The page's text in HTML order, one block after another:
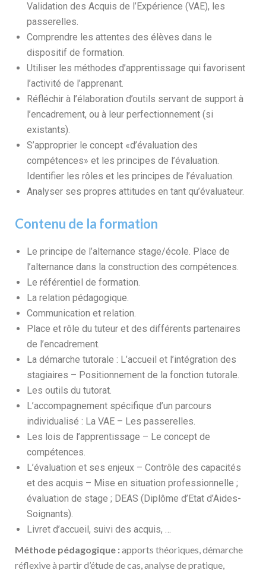
Validation des Acquis de l’Expérience (VAE), les
passerelles.
Comprendre les attentes des élèves dans le
dispositif de formation.
Utiliser les méthodes d’apprentissage qui favorisent
l’activité de l’apprenant.
Réfléchir à l’élaboration d’outils servant de support à
l’encadrement, ou à leur perfectionnement (si
existants).
S’approprier le concept «d’évaluation des
compétences» et les principes de l’évaluation.
Identifier les rôles et les principes de l’évaluation.
Analyser ses propres attitudes en tant qu’évaluateur.
Contenu de la formation
Le principe de l’alternance stage/école. Place de
l’alternance dans la construction des compétences.
Le référentiel de formation.
La relation pédagogique.
Communication et relation.
Place et rôle du tuteur et des différents partenaires
de l’encadrement.
La démarche tutorale : L’accueil et l’intégration des
stagiaires – Positionnement de la fonction tutorale.
Les outils du tutorat.
L’accompagnement spécifique d’un parcours
individualisé : La VAE – Les passerelles.
Les lois de l’apprentissage – Le concept de
compétences.
L’évaluation et ses enjeux – Contrôle des capacités
et des acquis – Mise en situation professionnelle ;
évaluation de stage ; DEAS (Diplôme d’Etat d’Aides-
Soignants).
Livret d’accueil, suivi des acquis, …
Méthode pédagogique :apports théoriques, démarche
réflexive à partir d’étude de cas, analyse de pratique,